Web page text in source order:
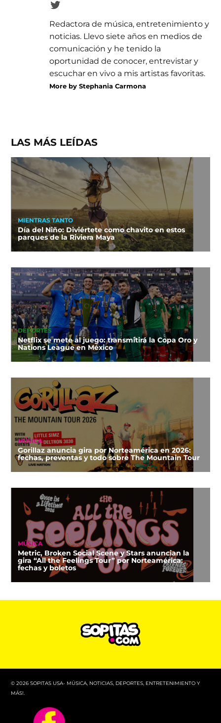
Redactora de música, entretenimiento y
noticias. Llevo siete años en medios de
comunicación y he tenido la
oportunidad de conocer, entrevistar y
escuchar en vivo a mis artistas favoritas.
More by Stephania Carmona
LAS MÁS LEÍDAS
MIENTRAS TANTO
Día del Niño: Diviértete como chavito en estos
parques de la Riviera Maya
DEPORTES
Netflix se mete al juego: transmitirá la Copa Oro y
Nations League en México
MÚSICA
Gorillaz anuncia gira por Norteamérica en 2026:
fechas, preventas y todo sobre The Mountain Tour
MÚSICA
Metric, Broken Social Scene y Stars anuncian la
gira “All the Feelings Tour” por Norteamérica:
fechas y boletos
© 2026 SOPITAS USA- MÚSICA, NOTICIAS, DEPORTES, ENTRETENIMIENTO Y
MÁS!.